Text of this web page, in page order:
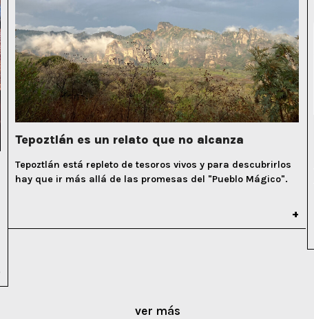
Tepoztlán es un relato que no alcanza
Tepoztlán está repleto de tesoros vivos y para descubrirlos
hay que ir más allá de las promesas del "Pueblo Mágico".
ver más